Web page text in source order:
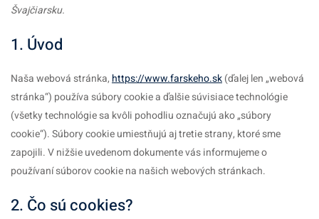
Švajčiarsku.
1. Úvod
Naša webová stránka, https://www.farskeho.sk(ďalej len „webová
stránka“) používa súbory cookie a ďalšie súvisiace technológie
(všetky technológie sa kvôli pohodliu označujú ako „súbory
cookie“). Súbory cookie umiestňujú aj tretie strany, ktoré sme
zapojili. V nižšie uvedenom dokumente vás informujeme o
používaní súborov cookie na našich webových stránkach.
2. Čo sú cookies?